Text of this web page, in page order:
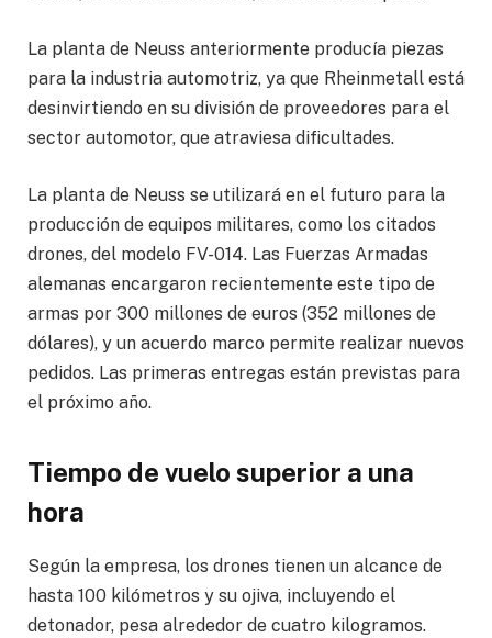
La planta de Neuss anteriormente producía piezas
para la industria automotriz, ya que Rheinmetall está
desinvirtiendo en su división de proveedores para el
sector automotor, que atraviesa dificultades.
La planta de Neuss se utilizará en el futuro para la
producción de equipos militares, como los citados
drones, del modelo FV-014. Las Fuerzas Armadas
alemanas encargaron recientemente este tipo de
armas por 300 millones de euros (352 millones de
dólares), y un acuerdo marco permite realizar nuevos
pedidos. Las primeras entregas están previstas para
el próximo año.
Tiempo de vuelo superior a una
hora
Según la empresa, los drones tienen un alcance de
hasta 100 kilómetros y su ojiva, incluyendo el
detonador, pesa alrededor de cuatro kilogramos.